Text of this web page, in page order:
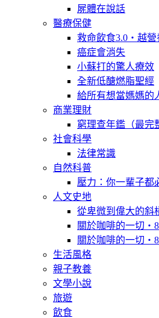
屍體在說話
醫療保健
救命飲食3.0‧越營
癌症會消失
小蘇打的驚人療效
全新低醣燃脂聖經
給所有想當媽媽的
商業理財
窮理查年鑑（最完
社會科學
法律常識
自然科普
壓力：你一輩子都
人文史地
從卑微到偉大的斜
關於咖啡的一切
關於咖啡的一切
生活風格
親子教養
文學小說
旅遊
飲食